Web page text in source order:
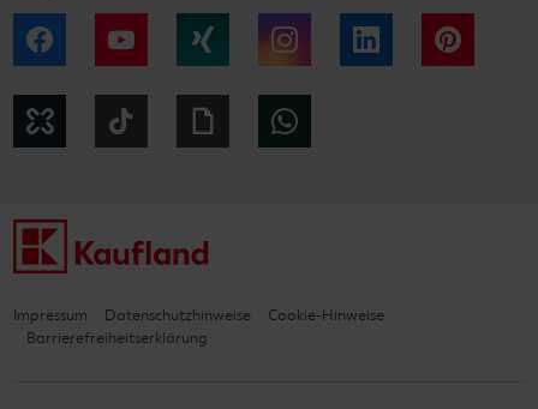
Facebook YouTube Xing Instagram LinkedIn
Kununu Giphy
Impressum Datenschutzhinweise
Cookie-Hinweise
Barrierefreiheitserklärung